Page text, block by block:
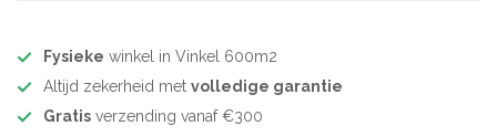
Fysieke winkel in Vinkel 600m2
Altijd zekerheid met volledige garantie
Gratis verzending vanaf €300